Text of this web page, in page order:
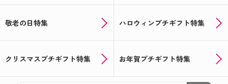
敬老の日特集 ハロウィンプチギフト特集
クリスマスプチギフト特集 お年賀プチギフト特集